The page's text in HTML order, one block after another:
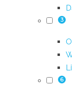
3
6